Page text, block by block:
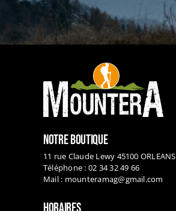
NOTRE BOUTIQUE
11 rue Claude Lewy 45100 ORLEANS
Téléphone : 02 34 32 49 66
Mail : mounteramag@gmail.com